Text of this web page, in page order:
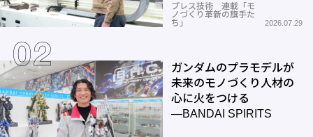
プレス技術 連載「モ
ノづくり革新の旗手た
ち」
2026.07.29
ガンダムのプラモデルが
未来のモノづくり人材の
心に火をつける
―BANDAI SPIRITS